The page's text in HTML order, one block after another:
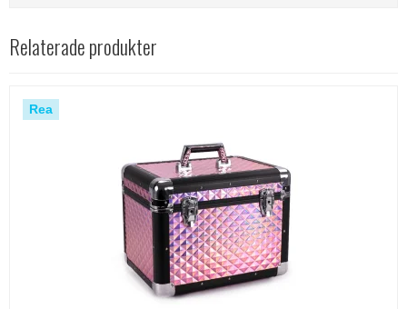
Relaterade produkter
Rea